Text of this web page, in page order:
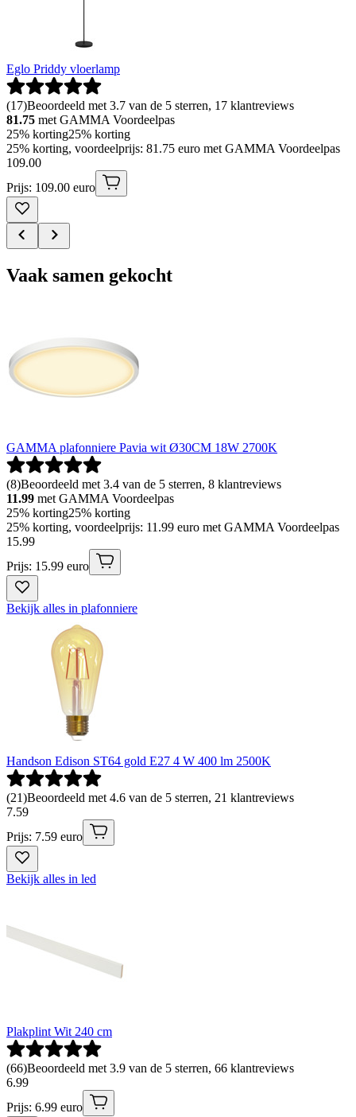
Eglo Priddy vloerlamp
(17)Beoordeeld met 3.7 van de 5 sterren, 17 klantreviews
81.75 met GAMMA Voordeelpas
25% korting25% korting
25% korting, voordeelprijs: 81.75 euro met GAMMA Voordeelpas
109.00
Prijs: 109.00 euro
Vaak samen gekocht
GAMMA plafonniere Pavia wit Ø30CM 18W 2700K
(8)Beoordeeld met 3.4 van de 5 sterren, 8 klantreviews
11.99 met GAMMA Voordeelpas
25% korting25% korting
25% korting, voordeelprijs: 11.99 euro met GAMMA Voordeelpas
15.99
Prijs: 15.99 euro
Bekijk alles in plafonniere
Handson Edison ST64 gold E27 4 W 400 lm 2500K
(21)Beoordeeld met 4.6 van de 5 sterren, 21 klantreviews
7.59
Prijs: 7.59 euro
Bekijk alles in led
Plakplint Wit 240 cm
(66)Beoordeeld met 3.9 van de 5 sterren, 66 klantreviews
6.99
Prijs: 6.99 euro